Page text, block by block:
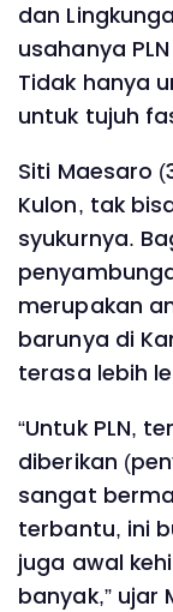
dan
usahanya
Tidak hanya
untuk tujuh
Siti Maesaro
Kulon, tak
syukurnya.
merupakan
barunya di
terasa lebih
“Untuk PLN,
diberikan
sangat
terbantu, ini
juga awal
banyak,” ujar